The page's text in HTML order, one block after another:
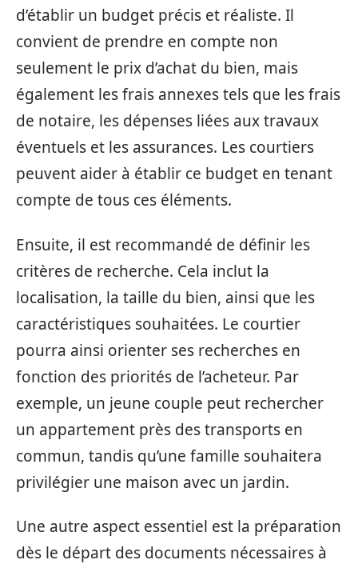
d’établir un budget précis et réaliste. Il
convient de prendre en compte non
seulement le prix d’achat du bien, mais
également les frais annexes tels que les frais
de notaire, les dépenses liées aux travaux
éventuels et les assurances. Les courtiers
peuvent aider à établir ce budget en tenant
compte de tous ces éléments.
Ensuite, il est recommandé de définir les
critères de recherche. Cela inclut la
localisation, la taille du bien, ainsi que les
caractéristiques souhaitées. Le courtier
pourra ainsi orienter ses recherches en
fonction des priorités de l’acheteur. Par
exemple, un jeune couple peut rechercher
un appartement près des transports en
commun, tandis qu’une famille souhaitera
privilégier une maison avec un jardin.
Une autre aspect essentiel est la préparation
dès le départ des documents nécessaires à